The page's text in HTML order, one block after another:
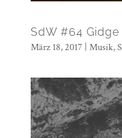
SdW #64 Gidge
März 18, 2017 Musik,